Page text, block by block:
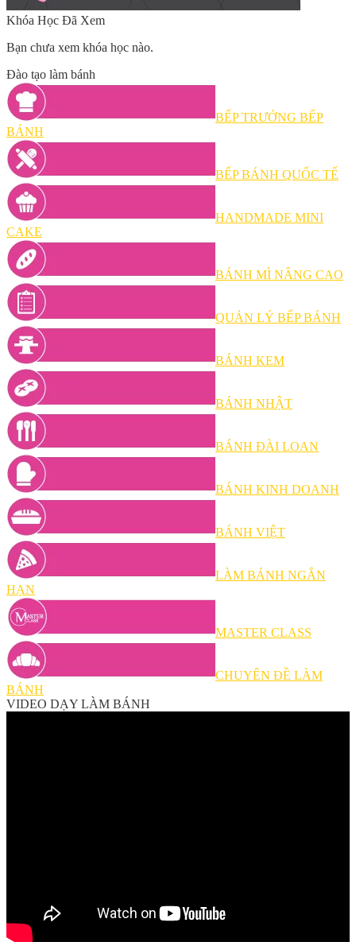
Khóa Học Đã Xem
Bạn chưa xem khóa học nào.
Đào tạo làm bánh
BẾP TRƯỞNG BẾP
BÁNH
BẾP BÁNH QUỐC TẾ
HANDMADE MINI
CAKE
BÁNH MÌ NÂNG CAO
QUẢN LÝ BẾP BÁNH
BÁNH KEM
BÁNH NHẬT
BÁNH ĐÀI LOAN
BÁNH KINH DOANH
BÁNH VIỆT
LÀM BÁNH NGẮN
HẠN
MASTER CLASS
CHUYÊN ĐỀ LÀM
BÁNH
VIDEO DẠY LÀM BÁNH